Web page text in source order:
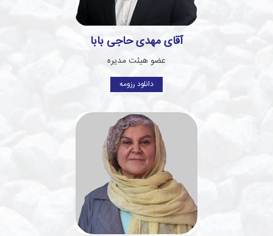
آقای مهدی حاجی بابا
عضو هیئت مدیره
دانلود رزومه